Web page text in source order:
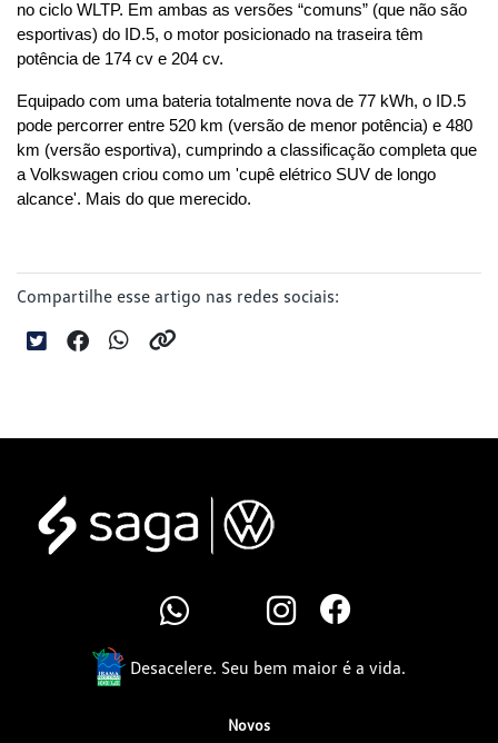
no ciclo WLTP. Em ambas as versões “comuns” (que não são
esportivas) do ID.5, o motor posicionado na traseira têm
potência de 174 cv e 204 cv.
Equipado com uma bateria totalmente nova de 77 kWh, o ID.5
pode percorrer entre 520 km (versão de menor potência) e 480
km (versão esportiva), cumprindo a classificação completa que
a Volkswagen criou como um 'cupê elétrico SUV de longo
alcance'. Mais do que merecido.
Compartilhe esse artigo nas redes sociais:
Desacelere. Seu bem maior é a vida.
Novos